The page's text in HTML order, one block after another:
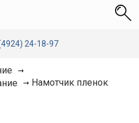
24-18-97
Намотчик пленок